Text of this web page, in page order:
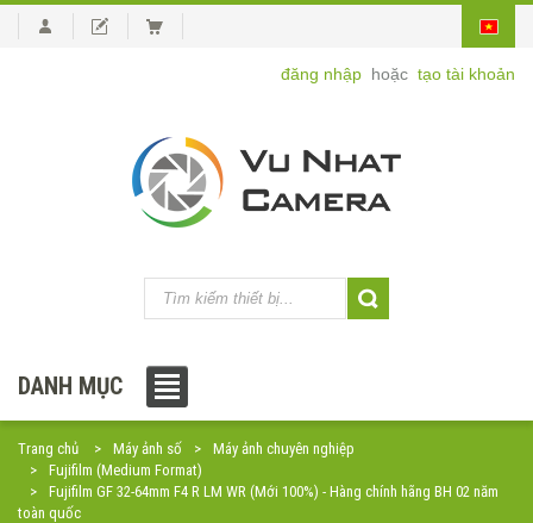
đăng nhập hoặc tạo tài khoản
DANH MỤC
Trang chủ Máy ảnh số
Máy ảnh chuyên nghiệp
Fujifilm (Medium Format)
Fujifilm GF 32-64mm F4 R LM WR (Mới 100%) - Hàng chính hãng BH 02 năm
toàn quốc